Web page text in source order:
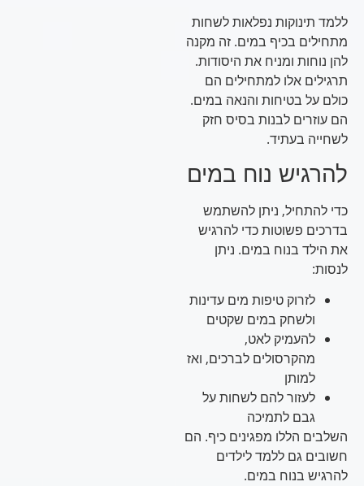
ללמד תינוקות נפלאות לשחות
מתחילים בכיף במים. זה מקנה
להן נוחות ומניח את היסודות.
תרגילים אלו למתחילים הם
כולם על בטיחות והנאה במים.
הם עוזרים לבנות בסיס חזק
לשחייה בעתיד.
להרגיש נוח במים
כדי להתחיל, ניתן להשתמש
בדרכים פשוטות כדי להרגיש
את הילד בנוח במים. ניתן
לנסות:
לזרוק טיפות מים עדינות
ולשחק במים שקטים
להעמיק לאט,
מהקרסולים לברכים, ואז
למותן
לעזור להם לשחות על
גבם לתמיכה
השלבים הללו מפגינים כיף. הם
חשובים גם ללמד לילדים
להרגיש בנוח במים.